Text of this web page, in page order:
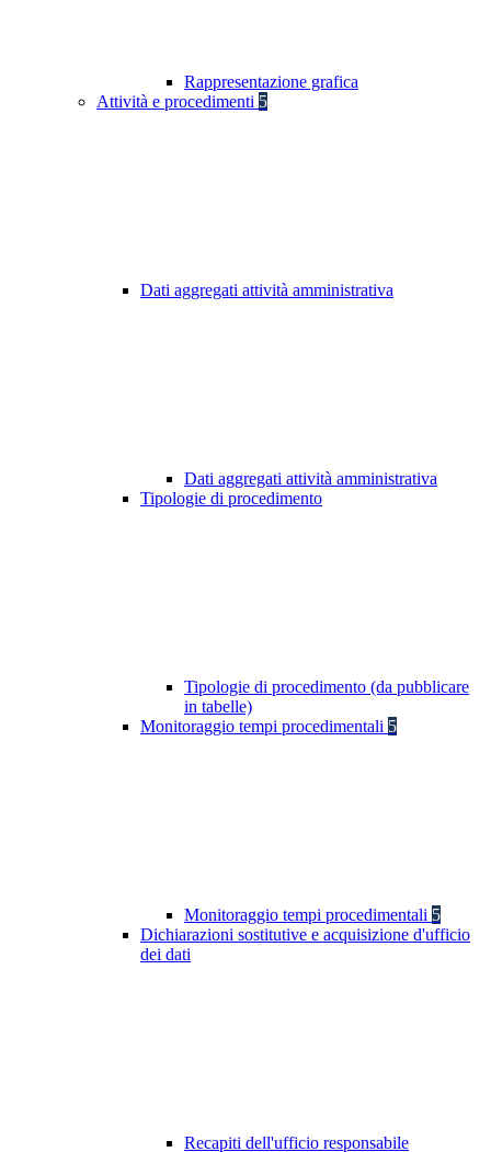
Rappresentazione grafica
Attività e procedimenti 5
Dati aggregati attività amministrativa
Dati aggregati attività amministrativa
Tipologie di procedimento
Tipologie di procedimento (da pubblicare
in tabelle)
Monitoraggio tempi procedimentali 5
Monitoraggio tempi procedimentali 5
Dichiarazioni sostitutive e acquisizione d'ufficio
dei dati
Recapiti dell'ufficio responsabile